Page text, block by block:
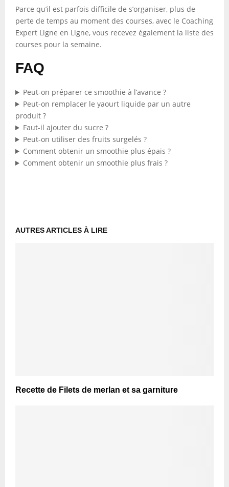
Parce qu’il est parfois difficile de s’organiser, plus de
perte de temps au moment des courses, avec le Coaching
Expert Ligne en Ligne, vous recevez également la liste des
courses pour la semaine.
FAQ
Peut-on préparer ce smoothie à l’avance ?
Peut-on remplacer le yaourt liquide par un autre
produit ?
Faut-il ajouter du sucre ?
Peut-on utiliser des fruits surgelés ?
Comment obtenir un smoothie plus épais ?
Comment obtenir un smoothie plus frais ?
AUTRES ARTICLES À LIRE
Recette de Filets de merlan et sa garniture